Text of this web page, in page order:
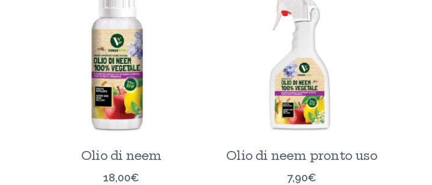
Olio di neem
18,00€
Olio di neem pronto uso
7,90€